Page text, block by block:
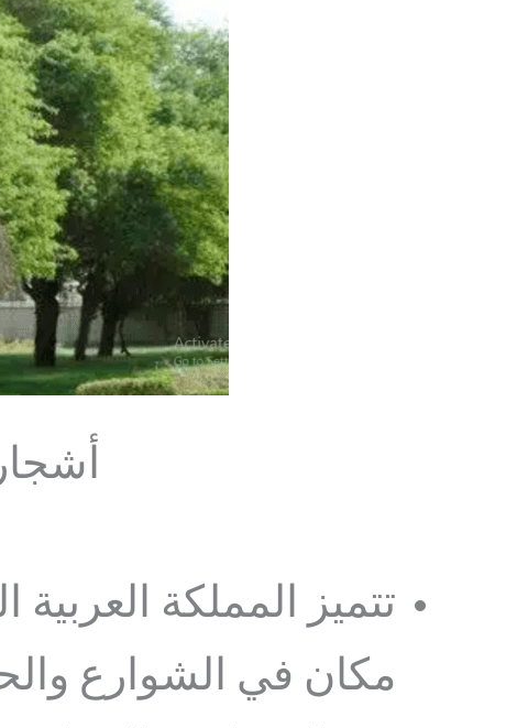
تتميز المملكة
مكان في الشوارع